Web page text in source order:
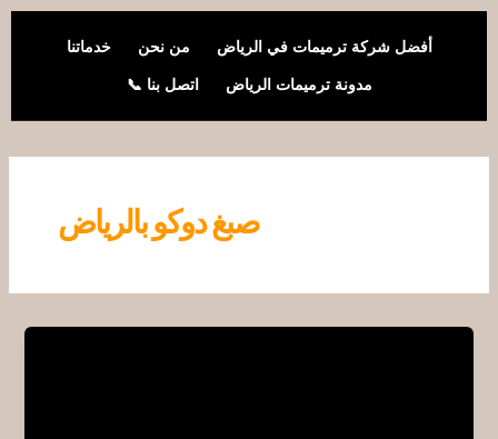
أفضل شركة ترميمات في الرياض من نحن خدماتنا
مدونة ترميمات الرياض اتصل بنا 📞
تخطي
صبغ دوكو بالرياض